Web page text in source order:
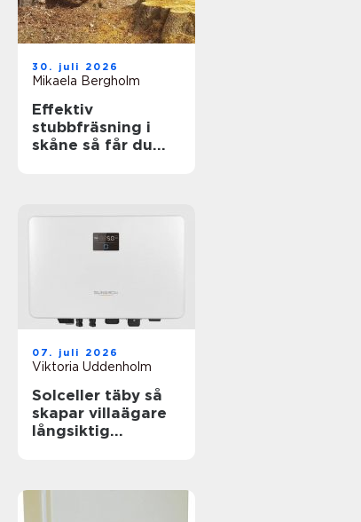
30. juli 2026
Mikaela Bergholm
Effektiv
stubbfräsning i
skåne så får du
07. juli 2026
Viktoria Uddenholm
Solceller täby så
skapar villaägare
långsiktig